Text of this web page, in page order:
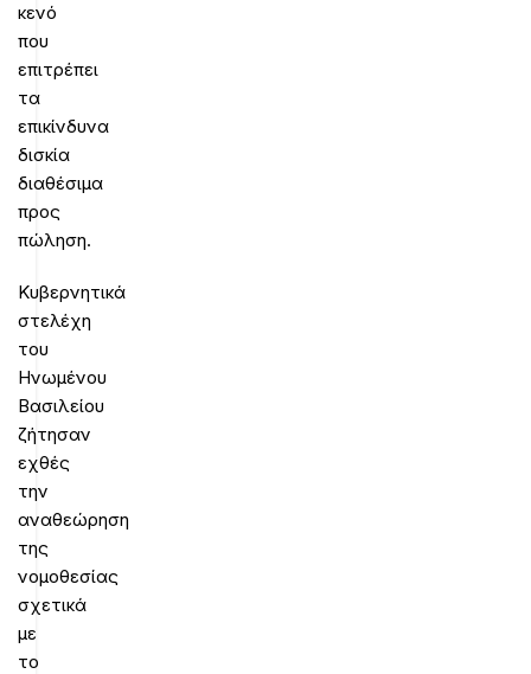
κενό
που
επιτρέπει
τα
επικίνδυνα
δισκία
διαθέσιμα
προς
πώληση.
Κυβερνητικά
στελέχη
του
Ηνωμένου
Βασιλείου
ζήτησαν
εχθές
την
αναθεώρηση
της
νομοθεσίας
σχετικά
με
το